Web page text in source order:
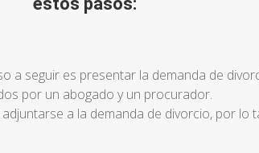
a seguir es presentar la demanda de
por un abogado y un procurador.
a la demanda de divorcio, por